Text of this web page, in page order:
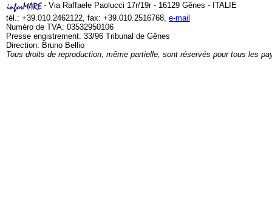
- Via Raffaele Paolucci 17r/19r - 16129 Gênes - ITALIE
tél.: +39.010.2462122, fax: +39.010.2516768, e-mail
Numéro de TVA: 03532950106
Presse engistrement: 33/96 Tribunal de Gênes
Direction: Bruno Bellio
Tous droits de reproduction, même partielle, sont réservés pour tous les